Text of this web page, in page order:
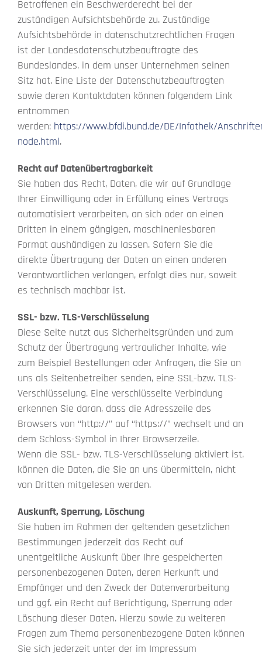
Betroffenen ein Beschwerderecht bei der
zuständigen Aufsichtsbehörde zu. Zuständige
Aufsichtsbehörde in datenschutzrechtlichen Fragen
ist der Landesdatenschutzbeauftragte des
Bundeslandes, in dem unser Unternehmen seinen
Sitz hat. Eine Liste der Datenschutzbeauftragten
sowie deren Kontaktdaten können folgendem Link
entnommen
werden: https://www.bfdi.bund.de/DE/Infothek/
node.html.
Recht auf Datenübertragbarkeit
Sie haben das Recht, Daten, die wir auf Grundlage
Ihrer Einwilligung oder in Erfüllung eines Vertrags
automatisiert verarbeiten, an sich oder an einen
Dritten in einem gängigen, maschinenlesbaren
Format aushändigen zu lassen. Sofern Sie die
direkte Übertragung der Daten an einen anderen
Verantwortlichen verlangen, erfolgt dies nur, soweit
es technisch machbar ist.
SSL- bzw. TLS-Verschlüsselung
Diese Seite nutzt aus Sicherheitsgründen und zum
Schutz der Übertragung vertraulicher Inhalte, wie
zum Beispiel Bestellungen oder Anfragen, die Sie an
uns als Seitenbetreiber senden, eine SSL-bzw. TLS-
Verschlüsselung. Eine verschlüsselte Verbindung
erkennen Sie daran, dass die Adresszeile des
Browsers von “http://” auf “https://” wechselt und an
dem Schloss-Symbol in Ihrer Browserzeile.
Wenn die SSL- bzw. TLS-Verschlüsselung aktiviert ist,
können die Daten, die Sie an uns übermitteln, nicht
von Dritten mitgelesen werden.
Auskunft, Sperrung, Löschung
Sie haben im Rahmen der geltenden gesetzlichen
Bestimmungen jederzeit das Recht auf
unentgeltliche Auskunft über Ihre gespeicherten
personenbezogenen Daten, deren Herkunft und
Empfänger und den Zweck der Datenverarbeitung
und ggf. ein Recht auf Berichtigung, Sperrung oder
Löschung dieser Daten. Hierzu sowie zu weiteren
Fragen zum Thema personenbezogene Daten können
Sie sich jederzeit unter der im Impressum